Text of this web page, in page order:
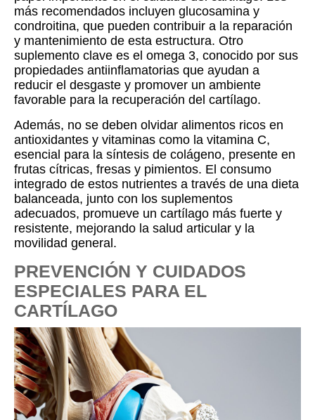
más recomendados incluyen glucosamina y
condroitina, que pueden contribuir a la reparación
y mantenimiento de esta estructura. Otro
suplemento clave es el omega 3, conocido por sus
propiedades antiinflamatorias que ayudan a
reducir el desgaste y promover un ambiente
favorable para la recuperación del cartílago.
Además, no se deben olvidar alimentos ricos en
antioxidantes y vitaminas como la vitamina C,
esencial para la síntesis de colágeno, presente en
frutas cítricas, fresas y pimientos. El consumo
integrado de estos nutrientes a través de una dieta
balanceada, junto con los suplementos
adecuados, promueve un cartílago más fuerte y
resistente, mejorando la salud articular y la
movilidad general.
PREVENCIÓN Y CUIDADOS
ESPECIALES PARA EL
CARTÍLAGO